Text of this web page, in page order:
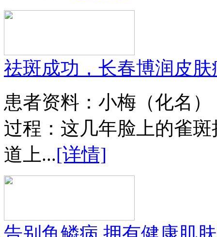
祛斑成功，长春博润皮
患者资料：小梅（化名
过程：这几年脸上的雀
道上...[详情]